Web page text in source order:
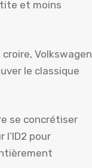
et moins
croire, Volkswagen
le classique
se concrétiser
pour